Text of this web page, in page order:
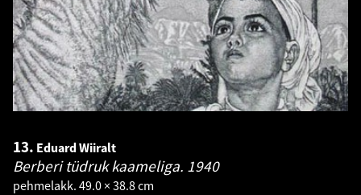
13. Eduard Wiiralt
Berberi tüdruk kaameliga. 1940
pehmelakk. 49.0 × 38.8 cm